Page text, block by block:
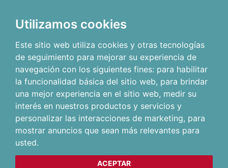
Utilizamos cookies
Este sitio web utiliza cookies y otras tecnologías
de seguimiento para mejorar su experiencia de
navegación con los siguientes fines: para habilitar
la funcionalidad básica del sitio web, para brindar
una mejor experiencia en el sitio web, medir su
interés en nuestros productos y servicios y
personalizar las interacciones de marketing, para
mostrar anuncios que sean más relevantes para
usted.
ACEPTAR